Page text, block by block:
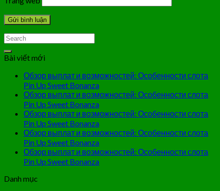
Bài viết mới
Обзор выплат и возможностей: Особенности слота
Pin Up Sweet Bonanza
Обзор выплат и возможностей: Особенности слота
Pin Up Sweet Bonanza
Обзор выплат и возможностей: Особенности слота
Pin Up Sweet Bonanza
Обзор выплат и возможностей: Особенности слота
Pin Up Sweet Bonanza
Обзор выплат и возможностей: Особенности слота
Pin Up Sweet Bonanza
Danh mục